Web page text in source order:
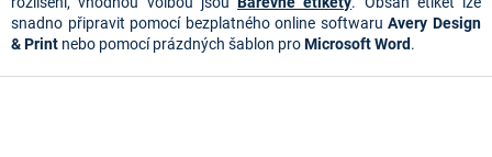
i
s
snadno připravit pomocí bezplatného online softwaruAvery Design
& Print nebo pomocí prázdných šablon proMicrosoft Word.